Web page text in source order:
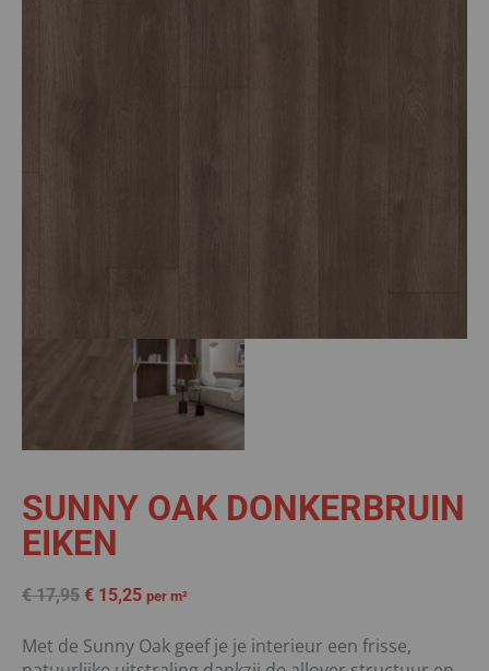
SUNNY OAK DONKERBRUIN
EIKEN
€17,95 € 15,25 per m²
Met de Sunny Oak geef je je interieur een frisse,